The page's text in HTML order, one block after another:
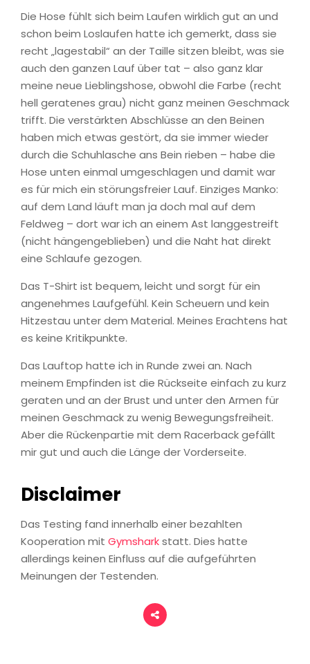
Die Hose fühlt sich beim Laufen wirklich gut an und
schon beim Loslaufen hatte ich gemerkt, dass sie
recht „lagestabil“ an der Taille sitzen bleibt, was sie
auch den ganzen Lauf über tat – also ganz klar
meine neue Lieblingshose, obwohl die Farbe (recht
hell geratenes grau) nicht ganz meinen Geschmack
trifft. Die verstärkten Abschlüsse an den Beinen
haben mich etwas gestört, da sie immer wieder
durch die Schuhlasche ans Bein rieben – habe die
Hose unten einmal umgeschlagen und damit war
es für mich ein störungsfreier Lauf. Einziges Manko:
auf dem Land läuft man ja doch mal auf dem
Feldweg – dort war ich an einem Ast langgestreift
(nicht hängengeblieben) und die Naht hat direkt
eine Schlaufe gezogen.
Das T-Shirt ist bequem, leicht und sorgt für ein
angenehmes Laufgefühl. Kein Scheuern und kein
Hitzestau unter dem Material. Meines Erachtens hat
es keine Kritikpunkte.
Das Lauftop hatte ich in Runde zwei an. Nach
meinem Empfinden ist die Rückseite einfach zu kurz
geraten und an der Brust und unter den Armen für
meinen Geschmack zu wenig Bewegungsfreiheit.
Aber die Rückenpartie mit dem Racerback gefällt
mir gut und auch die Länge der Vorderseite.
Disclaimer
Das Testing fand innerhalb einer bezahlten
Kooperation mit Gymsharkstatt. Dies hatte
allerdings keinen Einfluss auf die aufgeführten
Meinungen der Testenden.